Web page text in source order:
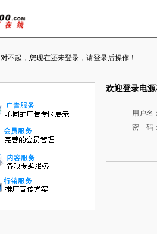
对不起，您现在还未登录，请登录后操作！
欢迎登录电
用户名
密 码